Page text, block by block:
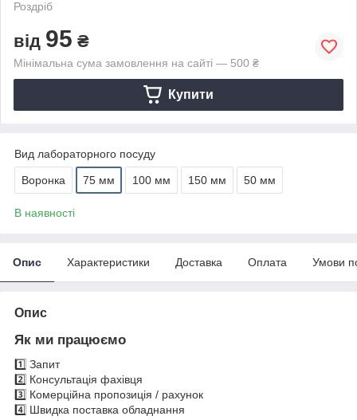
Роздріб
від 95 ₴
Мінімальна сума замовлення на сайті — 500 ₴
Купити
Вид лабораторного посуду
Воронка 75 мм 100 мм 150 мм 50 мм
В наявності
Опис Характеристики Доставка Оплата Умови
Опис
Як ми працюємо
1️⃣ Запит
2️⃣ Консультація фахівця
3️⃣ Комерційна пропозиція / рахунок
4️⃣ Швидка поставка обладнання